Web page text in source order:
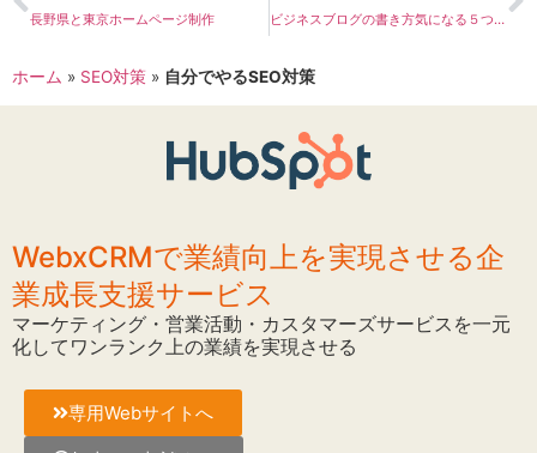
長野県と東京ホームページ制作 ビジネスブログの書き方気になる５つの記事
ホーム » SEO対策 » 自分でやるSEO対策
WebxCRMで業績向上を実現させる企
業成長支援サービス
マーケティング・営業活動・カスタマーズサービスを一元
化してワンランク上の業績を実現させる
専用Webサイトへ